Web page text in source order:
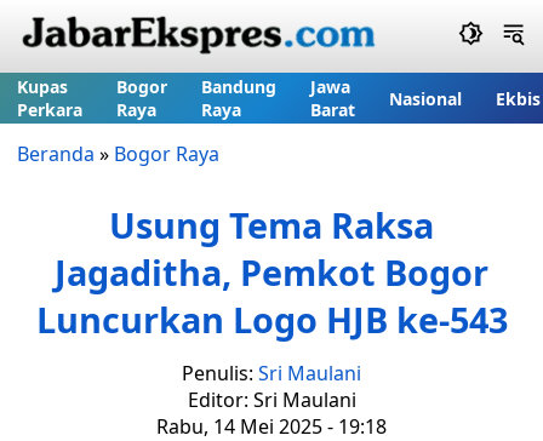
Kupas
Perkara
Bogor
Raya
Bandung
Raya
Jawa
Barat
Nasional Ekbis
Beranda » Bogor Raya
Usung Tema Raksa
Jagaditha, Pemkot Bogor
Luncurkan Logo HJB ke-543
Penulis: Sri Maulani
Editor: Sri Maulani
Rabu, 14 Mei 2025 - 19:18